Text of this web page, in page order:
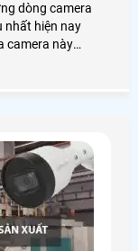
dòng camera
nhất hiện nay
camera này